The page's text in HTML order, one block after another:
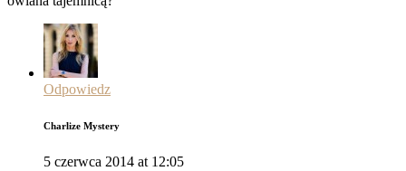
Odpowiedz
Charlize Mystery
5 czerwca 2014 at 12:05